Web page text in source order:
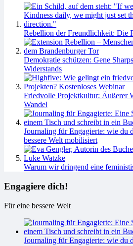
Rebellion der Freundlichkeit: Die
Demokratie schützen: Gene
Widerstands
Friedvolle Projektkultur: Äußerer
Wandel
Journaling für Engagierte: wie du
bessere Welt mobilisiert
Warum wir dringend eine
Engagiere dich!
Für eine bessere Welt
Journaling für Engagierte: wie du